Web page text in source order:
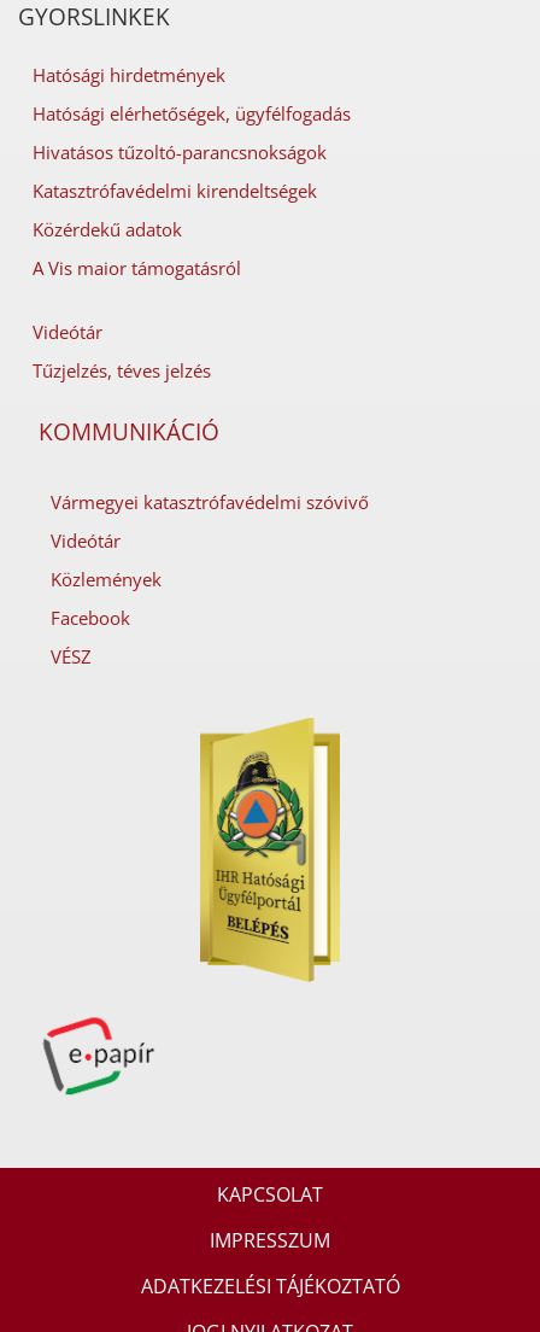
GYORSLINKEK
Hatósági hirdetmények
Hatósági elérhetőségek, ügyfélfogadás
Hivatásos tűzoltó-parancsnokságok
Katasztrófavédelmi kirendeltségek
Közérdekű adatok
A Vis maior támogatásról
Videótár
Tűzjelzés, téves jelzés
KOMMUNIKÁCIÓ
Vármegyei katasztrófavédelmi szóvivő
Videótár
Közlemények
Facebook
VÉSZ
KAPCSOLAT
IMPRESSZUM
ADATKEZELÉSI TÁJÉKOZTATÓ